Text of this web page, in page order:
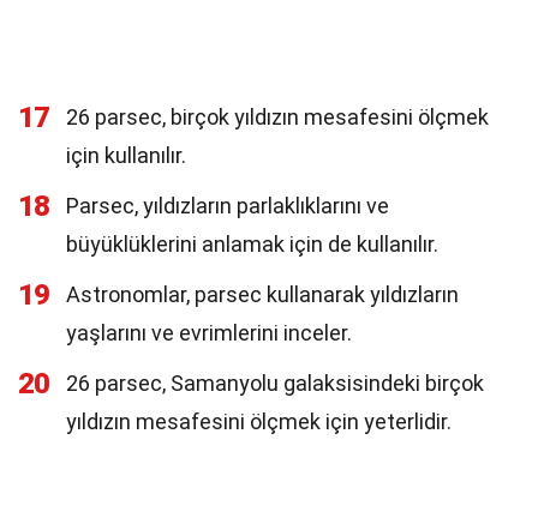
17
26 parsec, birçok yıldızın mesafesini ölçmek
için kullanılır.
18
Parsec, yıldızların parlaklıklarını ve
büyüklüklerini anlamak için de kullanılır.
19
Astronomlar, parsec kullanarak yıldızların
yaşlarını ve evrimlerini inceler.
20
26 parsec, Samanyolu galaksisindeki birçok
yıldızın mesafesini ölçmek için yeterlidir.